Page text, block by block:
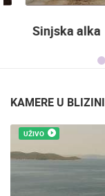
Sinjska alka
KAMERE U BLIZINI
UŽIVO